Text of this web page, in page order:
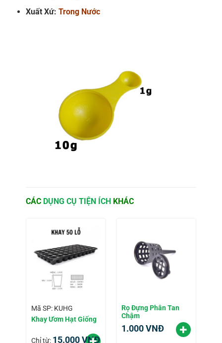
Xuất Xứ: Trong Nước
CÁC DỤNG CỤ TIỆN ÍCH KHÁC
Mã SP: KUHG
Khay Ươm Hạt Giống
Chỉ từ: 15.000VNĐ
Rọ Đựng Phân Tan
Chậm
1.000VNĐ